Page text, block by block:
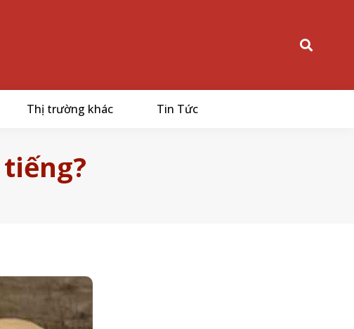
Thị trường khác Tin Tức